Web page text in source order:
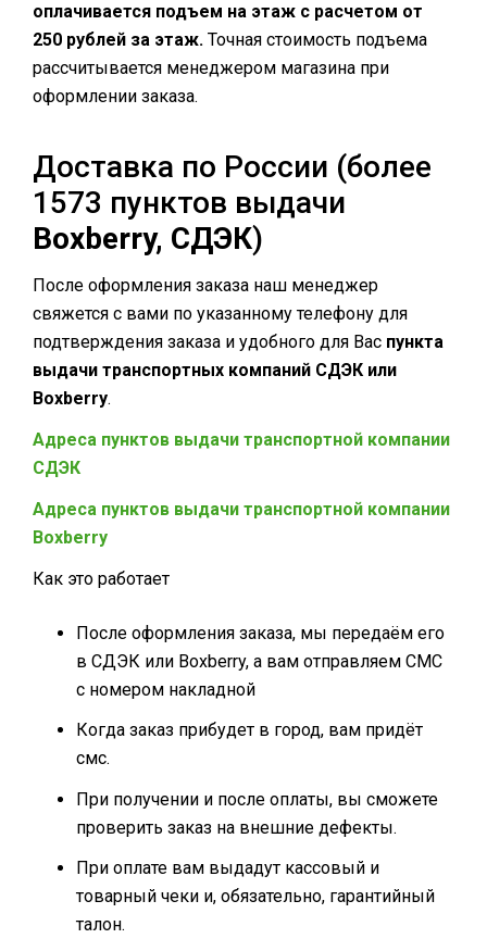
оплачивается подъем на этаж с расчетом от
250 рублей за этаж. Точная стоимость подъема
рассчитывается менеджером магазина при
оформлении заказа.
Доставка по России (более
1573 пунктов выдачи
Boxberry, СДЭК)
После оформления заказа наш менеджер
свяжется с вами по указанному телефону для
подтверждения заказа и удобного для Вас пункта
выдачи транспортных компаний СДЭК или
Boxberry.
Адреса пунктов выдачи транспортной компании
СДЭК
Адреса пунктов выдачи транспортной компании
Boxberry
Как это работает
После оформления заказа, мы передаём его
в СДЭК или Boxberry, а вам отправляем СМС
с номером накладной
Когда заказ прибудет в город, вам придёт
смс.
При получении и после оплаты, вы сможете
проверить заказ на внешние дефекты.
При оплате вам выдадут кассовый и
товарный чеки и, обязательно, гарантийный
талон.